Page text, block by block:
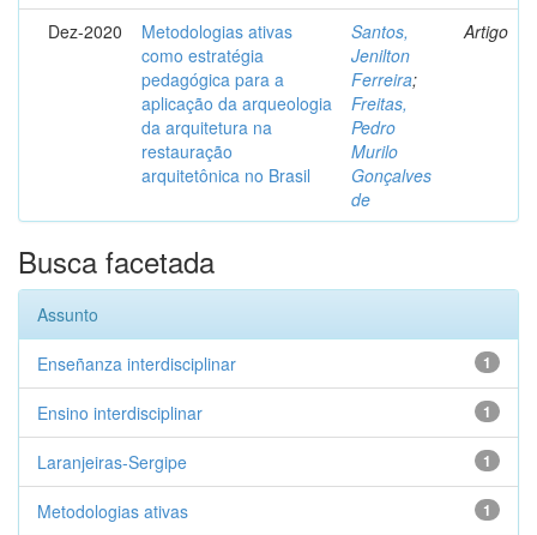
Dez-2020
Metodologias ativas
como estratégia
pedagógica para a
aplicação da arqueologia
da arquitetura na
restauração
arquitetônica no Brasil
Santos,
Jenilton
Ferreira;
Freitas,
Pedro
Murilo
Gonçalves
de
Artigo
Busca facetada
Assunto
1
Enseñanza interdisciplinar
1
Ensino interdisciplinar
1
Laranjeiras-Sergipe
1
Metodologias ativas